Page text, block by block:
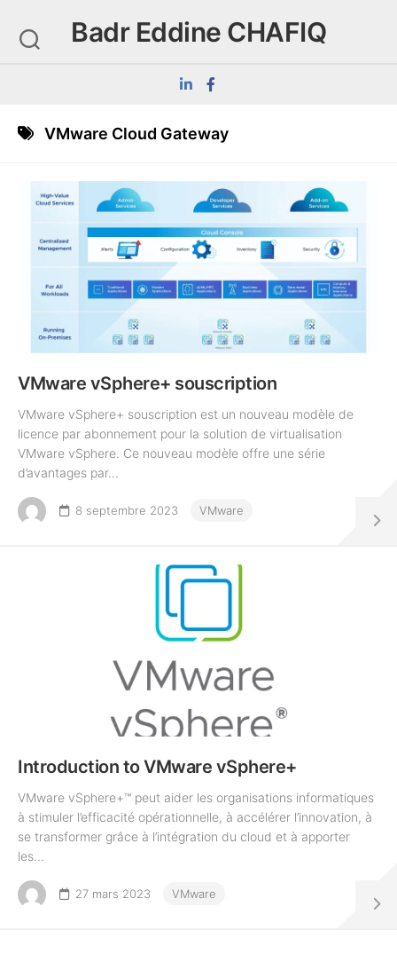
content
Badr Eddine CHAFIQ
VMware Cloud Gateway
VMware vSphere+ souscription
VMware vSphere+ souscription est un nouveau modèle de
licence par abonnement pour la solution de virtualisation
VMware vSphere. Ce nouveau modèle offre une série
d’avantages par...
8 septembre 2023 VMware
Introduction to VMware vSphere+
VMware vSphere+™ peut aider les organisations informatiques
à stimuler l’efficacité opérationnelle, à accélérer l’innovation, à
se transformer grâce à l’intégration du cloud et à apporter
les...
27 mars 2023 VMware